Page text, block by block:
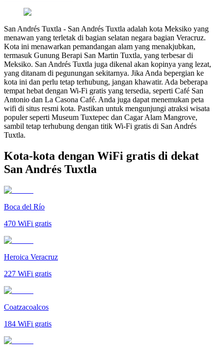
San Andrés Tuxtla - San Andrés Tuxtla adalah kota Meksiko yang
menawan yang terletak di bagian selatan negara bagian Veracruz.
Kota ini menawarkan pemandangan alam yang menakjubkan,
termasuk Gunung Berapi San Martin Tuxtla, yang terbesar di
Meksiko. San Andrés Tuxtla juga dikenal akan kopinya yang lezat,
yang ditanam di pegunungan sekitarnya. Jika Anda bepergian ke
kota ini dan perlu tetap terhubung, jangan khawatir. Ada beberapa
tempat hebat dengan Wi-Fi gratis yang tersedia, seperti Café San
Antonio dan La Casona Café. Anda juga dapat menemukan peta
wifi di situs resmi kota. Pastikan untuk mengunjungi atraksi wisata
populer seperti Museum Tuxtepec dan Cagar Alam Mangrove,
sambil tetap terhubung dengan titik Wi-Fi gratis di San Andrés
Tuxtla.
Kota-kota dengan WiFi gratis di dekat
San Andrés Tuxtla
Boca del Río
470 WiFi gratis
Heroica Veracruz
227 WiFi gratis
Coatzacoalcos
184 WiFi gratis